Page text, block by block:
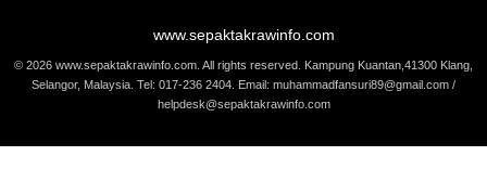
www.sepaktakrawinfo.com
© 2026 www.sepaktakrawinfo.com. All rights reserved. Kampung Kuantan,41300 Klang,
Selangor, Malaysia. Tel: 017-236 2404. Email: muhammadfansuri89@gmail.com /
helpdesk@sepaktakrawinfo.com